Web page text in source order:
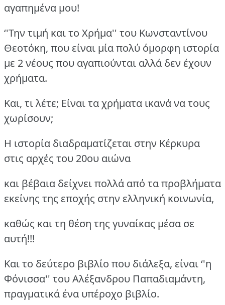
αγαπημένα μου!
‘'Την τιμή και το Χρήμα'' του Κωνσταντίνου
Θεοτόκη, που είναι μία πολύ όμορφη ιστορία
με 2 νέους που αγαπιούνται αλλά δεν έχουν
χρήματα.
Και, τι λέτε; Είναι τα χρήματα ικανά να τους
χωρίσουν;
Η ιστορία διαδραματίζεται στην Κέρκυρα
στις αρχές του 20ου αιώνα
και βέβαια δείχνει πολλά από τα προβλήματα
εκείνης της εποχής στην ελληνική κοινωνία,
καθώς και τη θέση της γυναίκας μέσα σε
αυτή!!!
Και το δεύτερο βιβλίο που διάλεξα, είναι ‘'η
Φόνισσα'' του Αλέξανδρου Παπαδιαμάντη,
πραγματικά ένα υπέροχο βιβλίο.